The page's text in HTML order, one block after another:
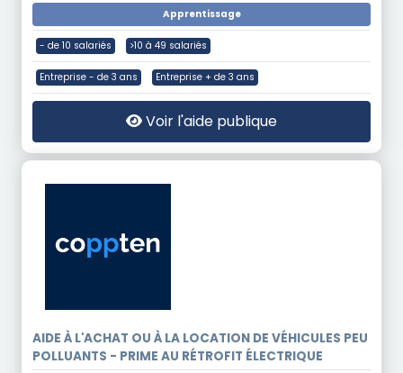
Apprentissage
- de 10 salariés >10 à 49 salariés
Entreprise - de 3 ans Entreprise + de 3 ans
Voir l'aide publique
AIDE À L'ACHAT OU À LA LOCATION DE VÉHICULES PEU
POLLUANTS - PRIME AU RÉTROFIT ÉLECTRIQUE